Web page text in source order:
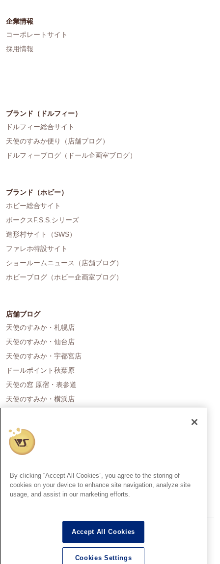
企業情報
コーポレートサイト
採用情報
ブランド（ドルフィー）
ドルフィー総合サイト
天使のすみか便り（店舗ブログ）
ドルフィーブログ（ドール企画室ブログ）
ブランド（ホビー）
ホビー総合サイト
ボークスF.S.S.シリーズ
造形村サイト（SWS）
ファレホ特設サイト
ショールームニュース（店舗ブログ）
ホビーブログ（ホビー企画室ブログ）
店舗ブログ
天使のすみか・札幌店
天使のすみか・仙台店
天使のすみか・宇都宮店
ドールポイント秋葉原
天使の窓 原宿・表参道
天使のすみか・横浜店
天使の里 霞中庵
ドールポイント大阪
天使のすみか・神戸店
天使のすみか・福岡店
創作造形©造形村/ボークス
Super Dollfie®、スーパードルフィー®は、株式会社ボークスの登録
By clicking “Accept All Cookies”, you agree to the storing of
cookies on your device to enhance site navigation, analyze site
usage, and assist in our marketing efforts.
Accept All Cookies
Cookies Settings